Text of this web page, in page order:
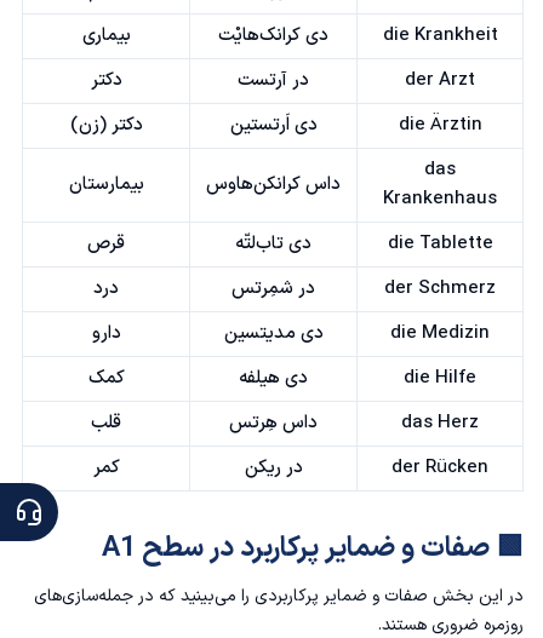
die Krankheit
دی کرانک‌هایْت
بیماری
der Arzt
در آرتست
دکتر
die Ärztin
دی اَرتستین
دکتر (زن)
das
Krankenhaus
داس کرانکن‌هاوس بیمارستان
die Tablette دی تاب‌لتّه
قرص
der Schmerz
در شمِرتس
درد
die Medizin
دی مدیتسین
دارو
die Hilfe
دی هیلفه
کمک
das Herz
داس هِرتس
قلب
der Rücken
در ریکن کمر
🟩 صفات و ضمایر پرکاربرد در سطح A1
در این بخش صفات و ضمایر پرکاربردی را می‌بینید که در جمله‌سازی‌های
روزمره ضروری هستند.